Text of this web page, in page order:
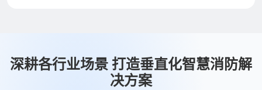
深耕各行业场景 打造垂直化智慧消防解
决方案